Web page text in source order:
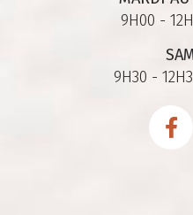
9H00 -
9H30 -